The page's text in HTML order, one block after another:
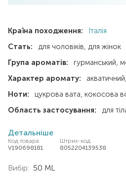
Країна походження:
Італія
Стать:
для чоловіків для жінок
Група ароматів:
гурманський
Характер аромату:
акватичний
Ноти:
цукрова вата кокосова
Область застосування:
для
Детальніше
Код товара
V190698181
Штрих-код
8052204139538
Вибір: 50 ML